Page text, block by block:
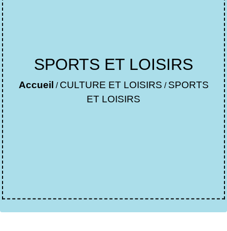
SPORTS ET LOISIRS
Accueil / CULTURE ET LOISIRS / SPORTS
ET LOISIRS